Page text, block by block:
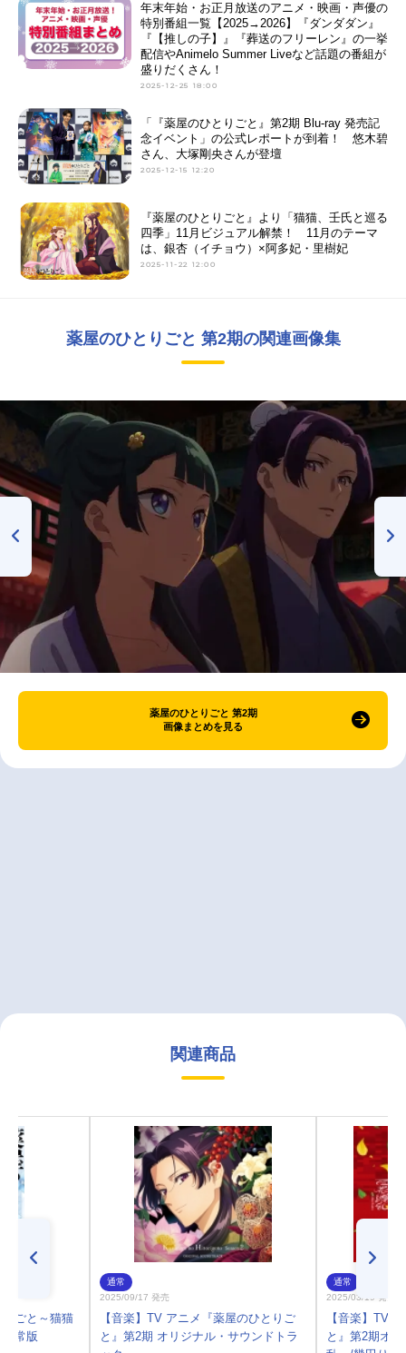
年末年始・お正月放送のアニメ・映画・声優の
特別番組一覧【2025→2026】『ダンダダン』
『【推しの子】』『葬送のフリーレン』の一挙
配信やAnimelo Summer Liveなど話題の番組が
盛りだくさん！
2025-12-25 18:00
「『薬屋のひとりごと』第2期 Blu-ray 発売記
念イベント」の公式レポートが到着！ 悠木碧
さん、大塚剛央さんが登壇
2025-12-15 12:20
『薬屋のひとりごと』より「猫猫、壬氏と巡る
四季」11月ビジュアル解禁！ 11月のテーマ
は、銀杏（イチョウ）×阿多妃・里樹妃
2025-11-22 12:00
薬屋のひとりごと 第2期の関連画像集
薬屋のひとりごと 第2期
画像まとめを見る
関連商品
ごと～猫猫
常版
通常
2025/09/17 発売
【音楽】TV アニメ『薬屋のひとりご
と』第2期 オリジナル・サウンドトラ
通常
2025/03/19 発売
【音楽】TV
と』第2期オ